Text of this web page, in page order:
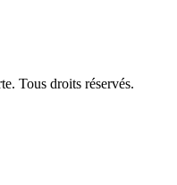
Tous droits réservés.